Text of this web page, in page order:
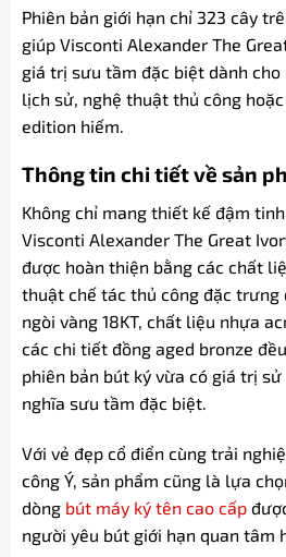
Phiên bản giới hạn chỉ 323 cây
giúp Visconti Alexander The
giá trị sưu tầm đặc biệt dành
lịch sử, nghệ thuật thủ công
edition hiếm.
Thông tin chi tiết về sản
Không chỉ mang thiết kế đậm
Visconti Alexander The Great
được hoàn thiện bằng các chất
thuật chế tác thủ công đặc trưng
ngòi vàng 18KT, chất liệu nhựa
các chi tiết đồng aged bronze
phiên bản bút ký vừa có giá trị
nghĩa sưu tầm đặc biệt.
Với vẻ đẹp cổ điển cùng trải
công Ý, sản phẩm cũng là lựa
dòng bút máy ký tên cao cấp
người yêu bút giới hạn quan tâm